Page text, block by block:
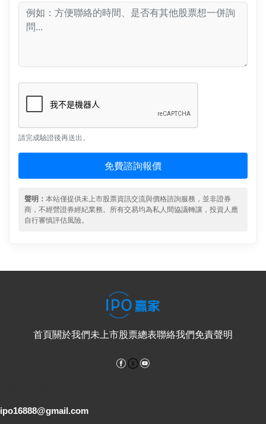
請完成驗證後再送出。
免費諮詢報價
聲明： 本站僅提供未上市股票資訊交流與價格諮詢服務，並非證券
商，不經營證券經紀業務。所有交易均為私人間協議轉讓，投資人應
自行審慎評估風險。
首頁關於我們未上市股票總表聯絡我們免責聲明
Facebook
ipo16888@gmail.com